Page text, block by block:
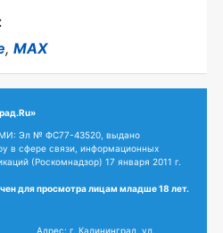
, MAX
Эл № ФС77-43520, выдано
в сфере связи, информационных
(Роскомнадзор) 17 января 2011 г.
для просмотра лицам младше 18 лет.
Адрес: г. Калининград, ул.